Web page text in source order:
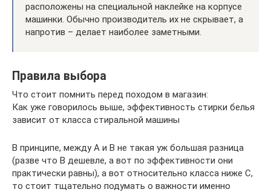
расположены на специальной наклейке на корпусе
машинки. Обычно производитель их не скрывает, а
напротив – делает наиболее заметными.
Правила выбора
Что стоит помнить перед походом в магазин:
Как уже говорилось выше, эффективность стирки белья
зависит от класса стиральной машины
В принципе, между А и В не такая уж большая разница
(разве что В дешевле, а вот по эффективности они
практически равны), а вот относительно класса ниже С,
то стоит тщательно подумать о важности именно